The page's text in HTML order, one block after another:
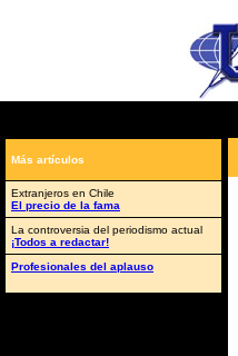
Más artículos
Extranjeros en Chile
El precio de la fama
La controversia del periodismo actual
¡Todos a redactar!
Profesionales del aplauso